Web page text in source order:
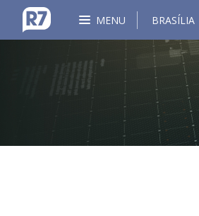
MENU BRASÍLIA